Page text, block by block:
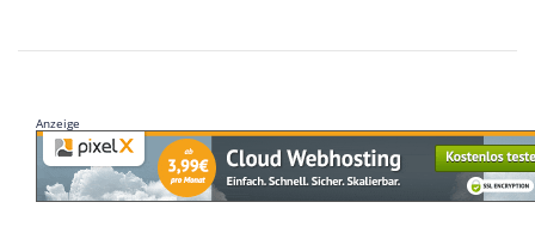
Anzeige